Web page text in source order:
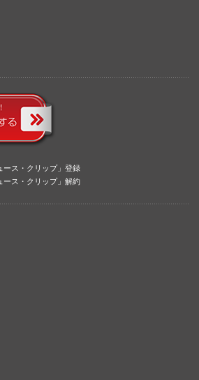
ス・クリップ」登録
ス・クリップ」解約